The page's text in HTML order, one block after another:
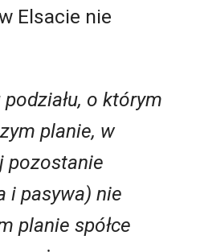
Elsacie nie
o którym
planie, w
pozostanie
i pasywa) nie
planie spółce